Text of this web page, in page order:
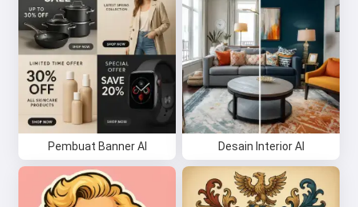
Pembuat Banner AI Desain Interior AI